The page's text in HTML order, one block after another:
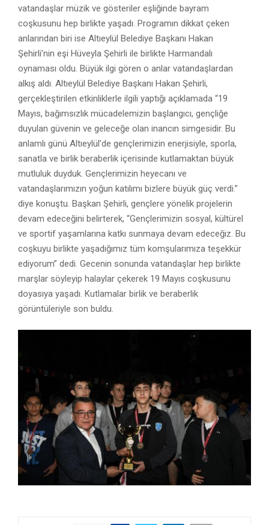
vatandaşlar müzik ve gösteriler eşliğinde bayram
coşkusunu hep birlikte yaşadı. Programın dikkat çeken
anlarından biri ise Altıeylül Belediye Başkanı Hakan
Şehirli’nin eşi Hüveyla Şehirli ile birlikte Harmandalı
oynaması oldu. Büyük ilgi gören o anlar vatandaşlardan
alkış aldı. Altıeylül Belediye Başkanı Hakan Şehirli,
gerçekleştirilen etkinliklerle ilgili yaptığı açıklamada “19
Mayıs, bağımsızlık mücadelemizin başlangıcı, gençliğe
duyulan güvenin ve geleceğe olan inancın simgesidir. Bu
anlamlı günü Altıeylül’de gençlerimizin enerjisiyle, sporla,
sanatla ve birlik beraberlik içerisinde kutlamaktan büyük
mutluluk duyduk. Gençlerimizin heyecanı ve
vatandaşlarımızın yoğun katılımı bizlere büyük güç verdi.”
diye konuştu. Başkan Şehirli, gençlere yönelik projelerin
devam edeceğini belirterek, “Gençlerimizin sosyal, kültürel
ve sportif yaşamlarına katkı sunmaya devam edeceğiz. Bu
coşkuyu birlikte yaşadığımız tüm komşularımıza teşekkür
ediyorum” dedi. Gecenin sonunda vatandaşlar hep birlikte
marşlar söyleyip halaylar çekerek 19 Mayıs coşkusunu
doyasıya yaşadı. Kutlamalar birlik ve beraberlik
görüntüleriyle son buldu.